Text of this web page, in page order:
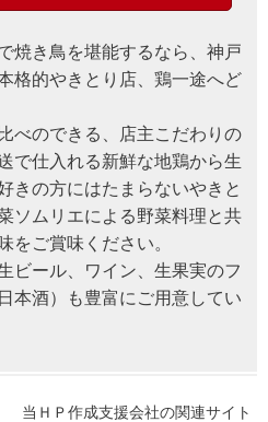
焼き鳥を堪能するなら、神戸
格的やきとり店、鶏一途へど
べのできる、店主こだわりの
で仕入れる新鮮な地鶏から生
きの方にはたまらないやきと
ソムリエによる野菜料理と共
をご賞味ください。
ビール、ワイン、生果実のフ
本酒）も豊富にご用意してい
当ＨＰ作成支援会社の関連サイト